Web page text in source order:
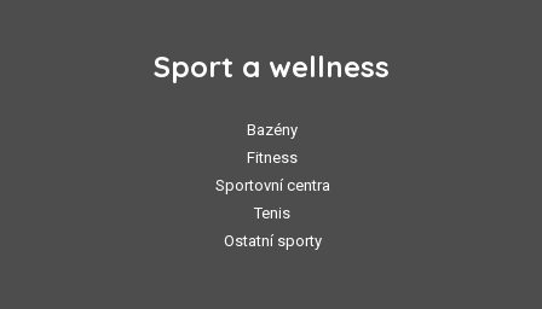
Sport a wellness
Bazény
Fitness
Sportovní centra
Tenis
Ostatní sporty